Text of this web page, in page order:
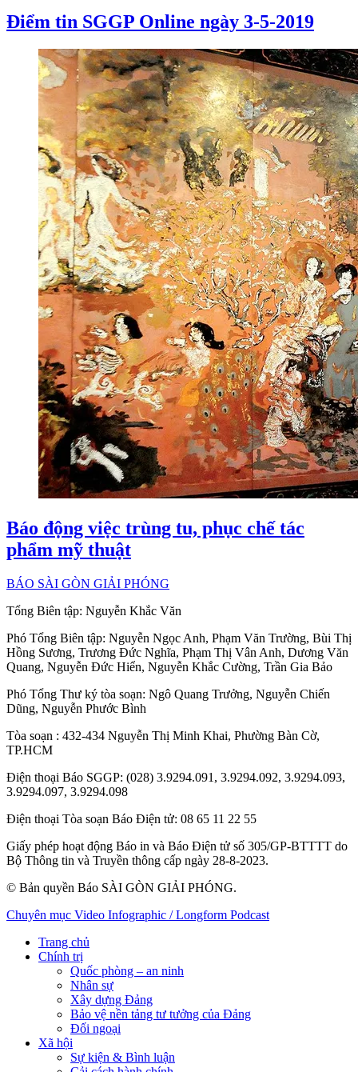
Điểm tin SGGP Online ngày 3-5-2019
Báo động việc trùng tu, phục chế tác
phẩm mỹ thuật
BÁO SÀI GÒN GIẢI PHÓNG
Tổng Biên tập: Nguyễn Khắc Văn
Phó Tổng Biên tập: Nguyễn Ngọc Anh, Phạm Văn Trường, Bùi Thị
Hồng Sương, Trương Đức Nghĩa, Phạm Thị Vân Anh, Dương Văn
Quang, Nguyễn Đức Hiển, Nguyễn Khắc Cường, Trần Gia Bảo
Phó Tổng Thư ký tòa soạn: Ngô Quang Trưởng, Nguyễn Chiến
Dũng, Nguyễn Phước Bình
Tòa soạn : 432-434 Nguyễn Thị Minh Khai, Phường Bàn Cờ,
TP.HCM
Điện thoại Báo SGGP: (028) 3.9294.091, 3.9294.092, 3.9294.093,
3.9294.097, 3.9294.098
Điện thoại Tòa soạn Báo Điện tử: 08 65 11 22 55
Giấy phép hoạt động Báo in và Báo Điện tử số 305/GP-BTTTT do
Bộ Thông tin và Truyền thông cấp ngày 28-8-2023.
© Bản quyền Báo SÀI GÒN GIẢI PHÓNG.
Chuyên mục Video Infographic / Longform Podcast
Trang chủ
Chính trị
Quốc phòng – an ninh
Nhân sự
Xây dựng Đảng
Bảo vệ nền tảng tư tưởng của Đảng
Đối ngoại
Xã hội
Sự kiện & Bình luận